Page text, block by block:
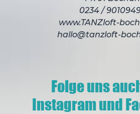
0234 /
www.TANZloft-
hallo@tanzloft-
Folge uns
Instagram und